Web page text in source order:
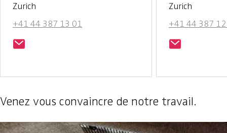
Zurich
+41 44 387 13 01
Zurich
+41 44 387
Venez vous convaincre de notre travail.